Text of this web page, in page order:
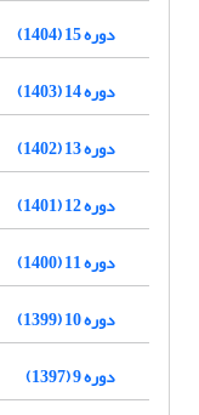
دوره 15 (1404)
دوره 14 (1403)
دوره 13 (1402)
دوره 12 (1401)
دوره 11 (1400)
دوره 10 (1399)
دوره 9 (1397)